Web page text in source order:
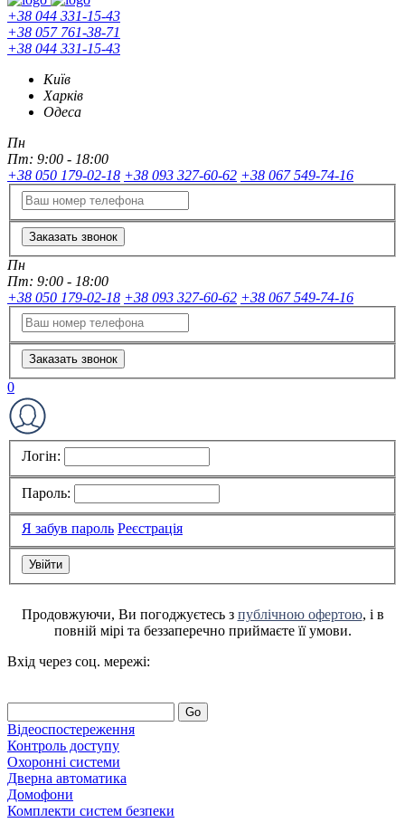
+38 044 331-15-43
+38 057 761-38-71
+38 044 331-15-43
Київ
Харків
Одеса
Пн
Пт: 9:00 - 18:00
+38 050 179-02-18 +38 093 327-60-62 +38 067 549-74-16
Заказать звонок
Пн
Пт: 9:00 - 18:00
+38 050 179-02-18 +38 093 327-60-62 +38 067 549-74-16
Заказать звонок
0
Логін:
Пароль:
Я забув пароль Реєстрація
Продовжуючи, Ви погоджуєтесь з публічною офертою, і в
повній мірі та беззаперечно приймаєте її умови.
Вхід через соц. мережі:
Go
Відеоспостереження
Контроль доступу
Охоронні системи
Дверна автоматика
Домофони
Комплекти систем безпеки